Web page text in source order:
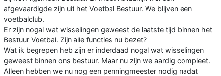
afgevaardigde zijn uit het Voetbal Bestuur. We blijven een
voetbalclub.
Er zijn nogal wat wisselingen geweest de laatste tijd binnen het
Bestuur Voetbal. Zijn alle functies nu bezet?
Wat ik begrepen heb zijn er inderdaad nogal wat wisselingen
geweest binnen ons bestuur. Maar nu zijn we aardig compleet.
Alleen hebben we nu nog een penningmeester nodig nadat